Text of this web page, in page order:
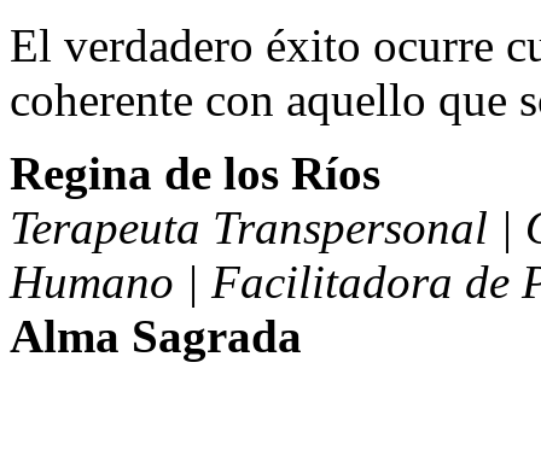
El verdadero éxito ocurre
coherente con aquello que
Regina de los Ríos
Terapeuta Transpersonal
Humano | Facilitadora de
Alma Sagrada